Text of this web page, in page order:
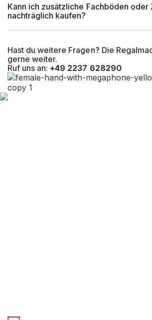
Fachhöhe
(mm)
Fachboden und
größtmögliche
Fachhöhe
(mm)
ca. 1000
Unterkante
Hast du weitere Fragen? Die
gerne weiter.
Ruf uns an: +49 2237 628290
Kann ich zusätzliche Fachböden oder
nachträglich kaufen?